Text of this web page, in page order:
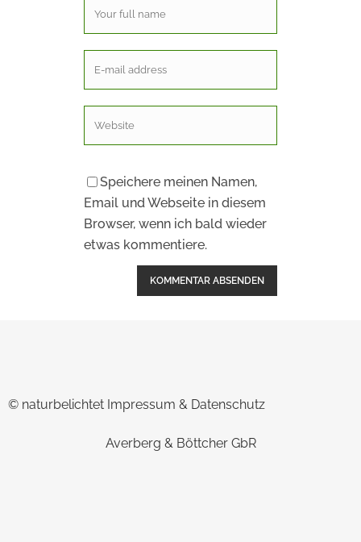
Speichere meinen Namen,
Email und Webseite in diesem
Browser, wenn ich bald wieder
etwas kommentiere.
© naturbelichtet Impressum & Datenschutz
Averberg & Böttcher GbR